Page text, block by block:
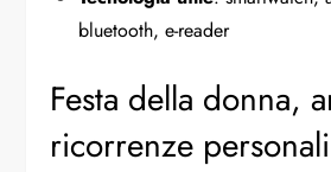
bluetooth, e-reader
Festa della donna,
ricorrenze personali